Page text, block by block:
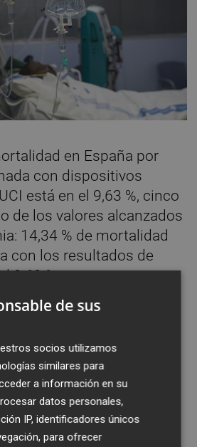
en España por
con dispositivos
está en el 9,63 %, cinco
de los valores alcanzados
14,34 % de mortalidad
con los resultados de
9,69 %.
el número de pacientes
a ventilación
es del 6,88 %, frente
del hospital Vall
Xavier Nuvials
de sus
socios utilizamos
similares para
a información en su
datos personales,
IP, identificadores únicos
para ofrecer